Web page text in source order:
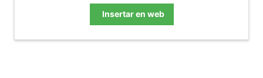
Insertar en web